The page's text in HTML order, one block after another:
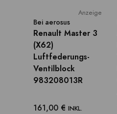
Anzeige
Bei aerosus
Renault Master 3
(X62)
Luftfederungs-
Ventilblock
983208013R
161,00 € INKL.